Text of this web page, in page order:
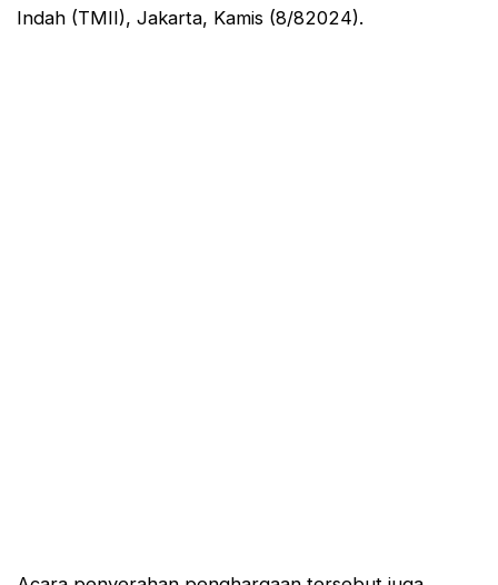
Indah (TMII), Jakarta, Kamis (8/82024).